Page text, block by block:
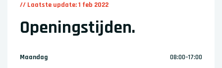
// Laatste update: 1 feb 2022
Openingstijden.
Maandag 08:00–17:00